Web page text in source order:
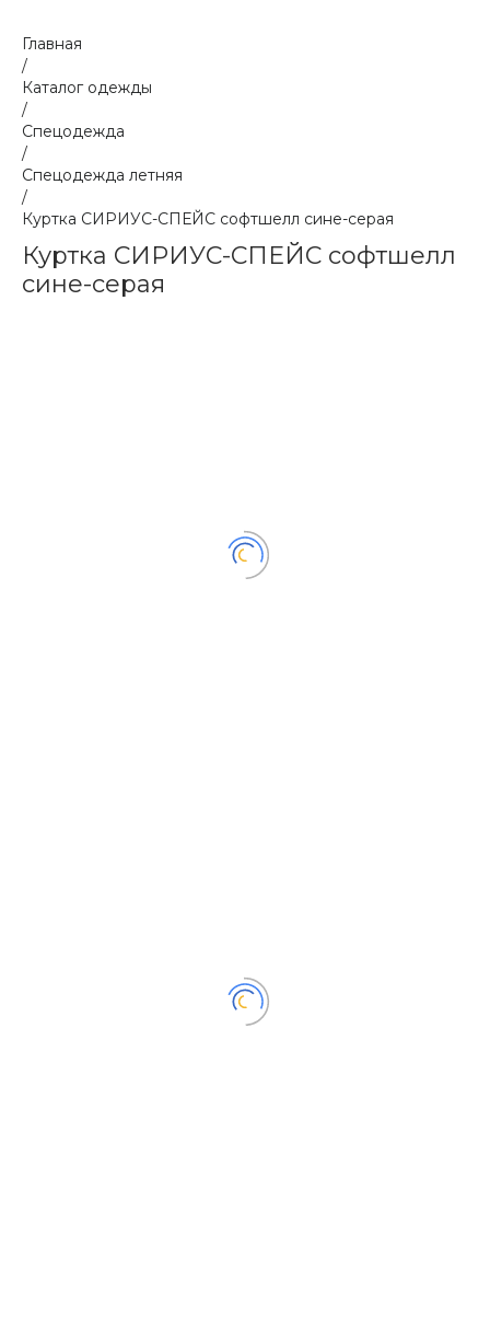
Главная
/
Каталог одежды
/
Спецодежда
/
Спецодежда летняя
/
Куртка СИРИУС-СПЕЙС софтшелл сине-серая
Куртка СИРИУС-СПЕЙС софтшелл
сине-серая